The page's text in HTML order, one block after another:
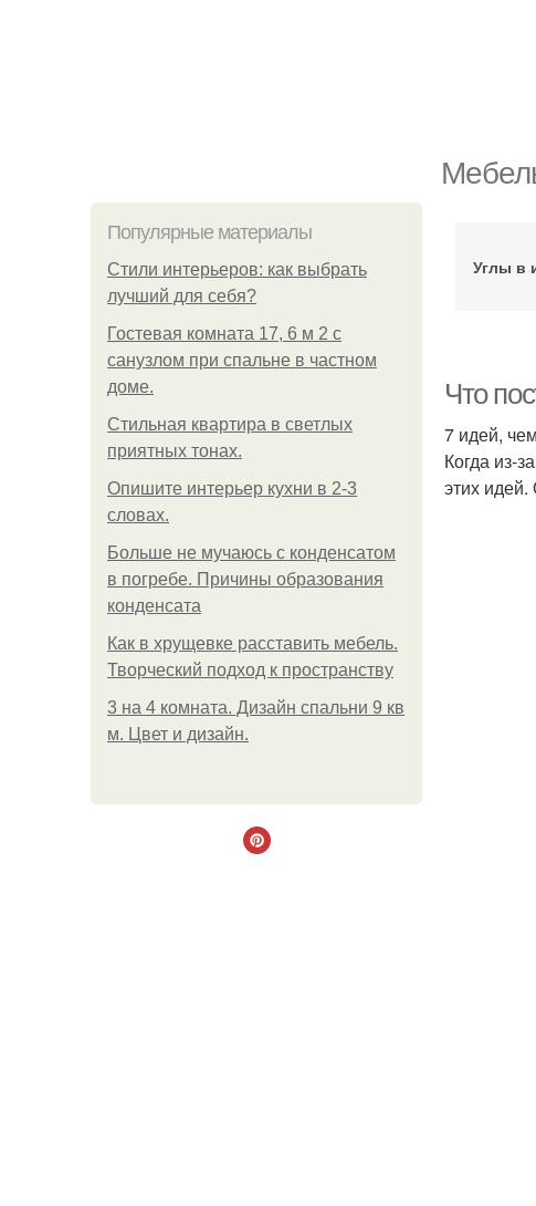
Популярные материалы
Стили интерьеров: как выбрать
лучший для себя?
Гостевая комната 17, 6 м 2 с
санузлом при спальне в частном
доме.
Стильная квартира в светлых
приятных тонах.
Опишите интерьер кухни в 2-3
словах.
Больше не мучаюсь с конденсатом
в погребе. Причины образования
конденсата
Как в хрущевке расставить мебель.
Творческий подход к пространству
3 на 4 комната. Дизайн спальни 9 кв
м. Цвет и дизайн.
Углы в
Что
7 идей,
Когда из-
этих